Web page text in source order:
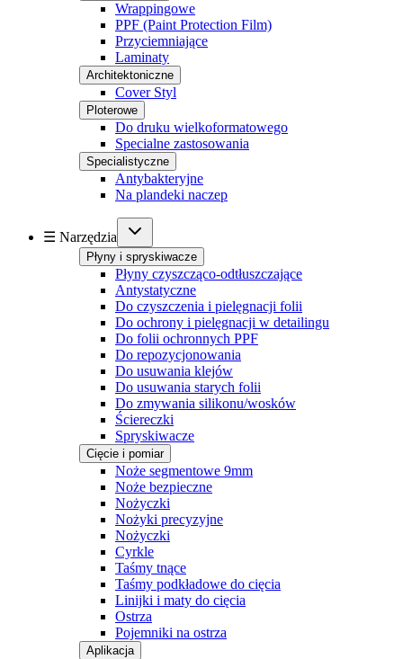
Wrappingowe
PPF (Paint Protection Film)
Przyciemniające
Laminaty
Architektoniczne
Cover Styl
Ploterowe
Do druku wielkoformatowego
Specialne zastosowania
Specialistyczne
Antybakteryjne
Na plandeki naczep
☰ Narzędzia
Płyny i spryskiwacze
Płyny czyszcząco-odtłuszczające
Antystatyczne
Do czyszczenia i pielęgnacji folii
Do ochrony i pielęgnacji w detailingu
Do folii ochronnych PPF
Do repozycjonowania
Do usuwania klejów
Do usuwania starych folii
Do zmywania silikonu/wosków
Ściereczki
Spryskiwacze
Cięcie i pomiar
Noże segmentowe 9mm
Noże bezpieczne
Nożyczki
Nożyki precyzyjne
Nożyczki
Cyrkle
Taśmy tnące
Taśmy podkładowe do cięcia
Linijki i maty do cięcia
Ostrza
Pojemniki na ostrza
Aplikacja